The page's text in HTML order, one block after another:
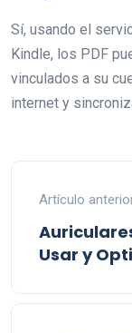
Sí, usando el
Kindle, los PDF
vinculados a su
internet y
Artículo
Usar y